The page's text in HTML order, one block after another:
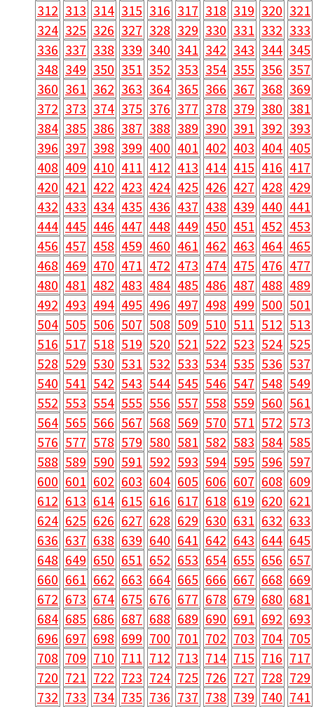
312 313 314 315 316 317 318 319 320 321
324 325 326 327 328 329 330 331 332 333
336 337 338 339 340 341 342 343 344 345
348 349 350 351 352 353 354 355 356 357
360 361 362 363 364 365 366 367 368 369
372 373 374 375 376 377 378 379 380 381
384 385 386 387 388 389 390 391 392 393
396 397 398 399 400 401 402 403 404 405
408 409 410 411 412 413 414 415 416 417
420 421 422 423 424 425 426 427 428 429
432 433 434 435 436 437 438 439 440 441
444 445 446 447 448 449 450 451 452 453
456 457 458 459 460 461 462 463 464 465
468 469 470 471 472 473 474 475 476 477
480 481 482 483 484 485 486 487 488 489
492 493 494 495 496 497 498 499 500 501
504 505 506 507 508 509 510 511 512 513
516 517 518 519 520 521 522 523 524 525
528 529 530 531 532 533 534 535 536 537
540 541 542 543 544 545 546 547 548 549
552 553 554 555 556 557 558 559 560 561
564 565 566 567 568 569 570 571 572 573
576 577 578 579 580 581 582 583 584 585
588 589 590 591 592 593 594 595 596 597
600 601 602 603 604 605 606 607 608 609
612 613 614 615 616 617 618 619 620 621
624 625 626 627 628 629 630 631 632 633
636 637 638 639 640 641 642 643 644 645
648 649 650 651 652 653 654 655 656 657
660 661 662 663 664 665 666 667 668 669
672 673 674 675 676 677 678 679 680 681
684 685 686 687 688 689 690 691 692 693
696 697 698 699 700 701 702 703 704 705
708 709 710 711 712 713 714 715 716 717
720 721 722 723 724 725 726 727 728 729
732 733 734 735 736 737 738 739 740 741